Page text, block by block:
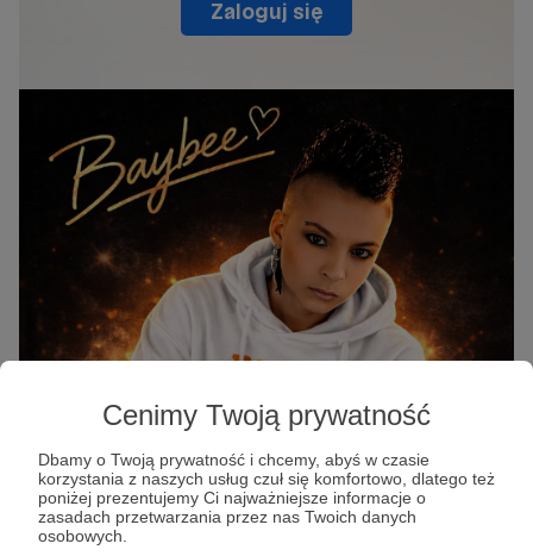
Cenimy Twoją prywatność
Dbamy o Twoją prywatność i chcemy, abyś w czasie
korzystania z naszych usług czuł się komfortowo, dlatego też
poniżej prezentujemy Ci najważniejsze informacje o
zasadach przetwarzania przez nas Twoich danych
osobowych.